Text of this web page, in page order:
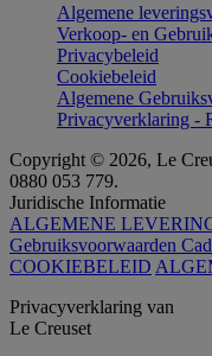
Algemene
Verkoop- en
Privacybeleid
Cookiebeleid
Algemene
Privacyverklaring -
Copyright © 2026, Le
0880 053 779.
Juridische Informatie
ALGEMENE
Gebruiksvoorwaarden
COOKIEBELEID
Privacyverklaring van
Le Creuset